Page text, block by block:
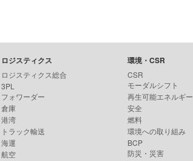
ロジスティクス
ロジスティクス総合
3PL
フォワーダー
倉庫
港湾
トラック輸送
海運
航空
環境・CSR
CSR
モーダルシフト
再生可能エネルギー
安全
燃料
環境への取り組み
BCP
防災・災害